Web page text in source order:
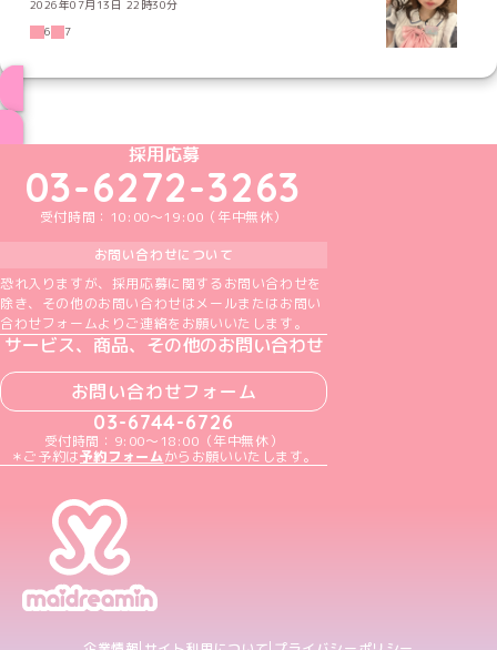
2026年07月13日 22時30分
6
7
めいどりーみんTikTok公式アカウント
めいどりーみんX公式アカウント
めいどりーみんInstagram公式アカウント
めいどりーみんFacebook公式アカウン
めいどりーみんYouTube公式アカ
採用応募
03-6272-3263
受付時間：10:00～19:00（年中無休）
お問い合わせについて
恐れ入りますが、採用応募に関するお問い合わせを
除き、その他のお問い合わせはメールまたはお問い
合わせフォームよりご連絡をお願いいたします。
サービス、商品、その他のお問い合わせ
お問い合わせフォーム
03-6744-6726
受付時間：9:00～18:00（年中無休）
＊ご予約は予約フォームからお願いいたします。